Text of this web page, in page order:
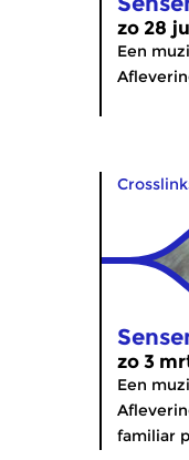
zo 28
Een
zo 3
Een
familiar